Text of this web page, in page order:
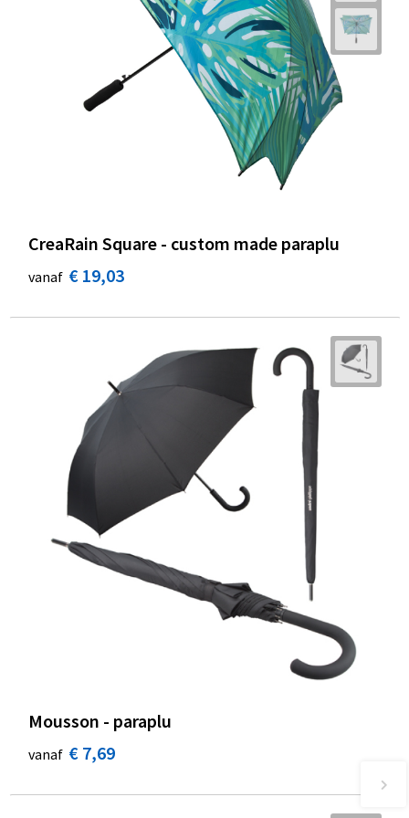
CreaRain Square - custom made paraplu
vanaf € 19,03
Mousson - paraplu
vanaf € 7,69